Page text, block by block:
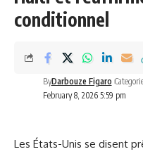
conditionnel
February 8, 2026 5:59 pm
ByDarbouze Figaro
Les États-Unis se disent